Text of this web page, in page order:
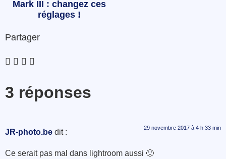
Mark III : changez ces
réglages !
Partager
3 réponses
JR-photo.be dit : 29 novembre 2017 à 4 h 33 min
Ce serait pas mal dans lightroom aussi 🙂